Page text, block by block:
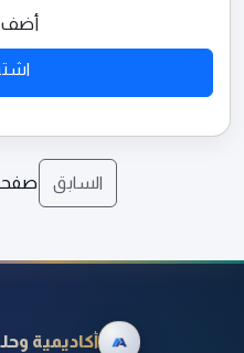
أضف
السابق
أكاديمية